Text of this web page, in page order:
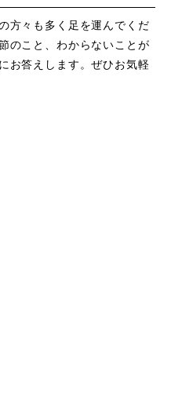
方々も多く足を運んでくだ
のこと、わからないことが
お答えします。ぜひお気軽